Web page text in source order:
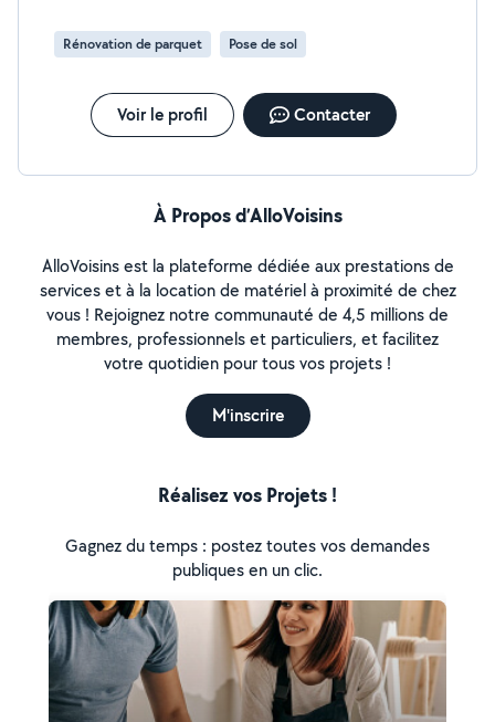
Rénovation de parquet Pose de sol
Voir le profil Contacter
À Propos d’AlloVoisins
AlloVoisins est la plateforme dédiée aux prestations de
services et à la location de matériel à proximité de chez
vous ! Rejoignez notre communauté de 4,5 millions de
membres, professionnels et particuliers, et facilitez
votre quotidien pour tous vos projets !
M'inscrire
Réalisez vos Projets !
Gagnez du temps : postez toutes vos demandes
publiques en un clic.